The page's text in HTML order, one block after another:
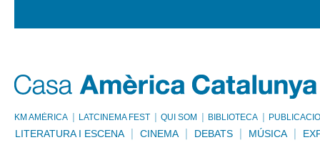
KM AMÈRICA LATCINEMA FEST QUI SOM BIBLIOTECA
LITERATURA I ESCENA CINEMA DEBATS MÚSICA